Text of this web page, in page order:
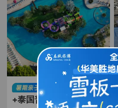
亲子王牌首选
+泰国普吉岛7日5晚自由